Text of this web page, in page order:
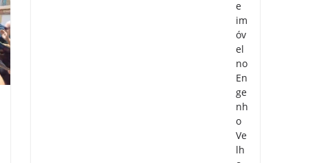
e
im
óv
el
no
En
ge
nh
o
Ve
lh